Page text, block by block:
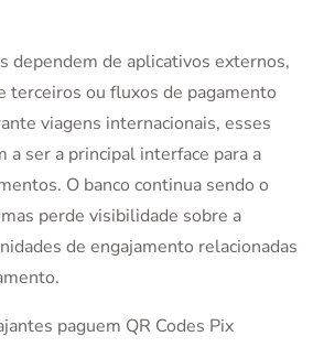
dependem de aplicativos externos,
terceiros ou fluxos de pagamento
viagens internacionais, esses
a ser a principal interface para a
O banco continua sendo o
perde visibilidade sobre a
de engajamento relacionadas
paguem QR Codes Pix